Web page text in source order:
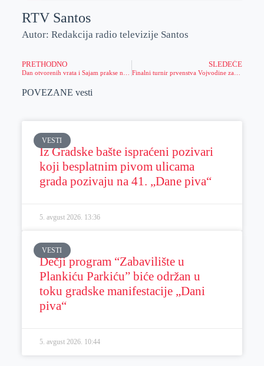
RTV Santos
Autor: Redakcija radio televizije Santos
PRETHODNO SLEDEĆE
POVEZANE vesti
VESTI
Iz Gradske bašte ispraćeni pozivari
koji besplatnim pivom ulicama
grada pozivaju na 41. „Dane piva“
5. avgust 2026. 13:36
VESTI
Dečji program “Zabavilište u
Plankiću Parkiću” biće održan u
toku gradske manifestacije „Dani
piva“
5. avgust 2026. 10:44